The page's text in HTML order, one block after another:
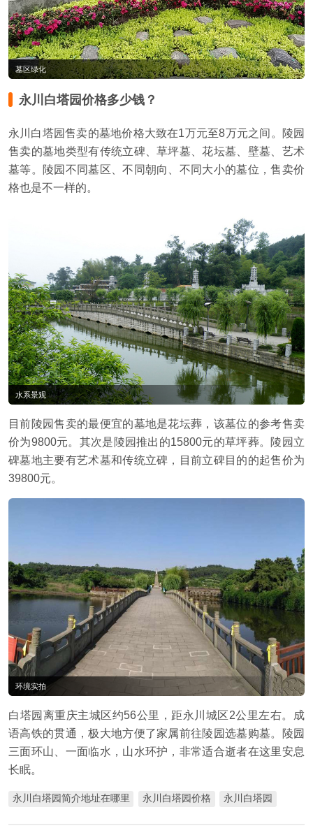
墓区绿化
永川白塔园价格多少钱？
永川白塔园售卖的墓地价格大致在1万元至8万元之间。陵园
售卖的墓地类型有传统立碑、草坪墓、花坛墓、壁墓、艺术
墓等。陵园不同墓区、不同朝向、不同大小的墓位，售卖价
格也是不一样的。
水系景观
目前陵园售卖的最便宜的墓地是花坛葬，该墓位的参考售卖
价为9800元。其次是陵园推出的15800元的草坪葬。陵园立
碑墓地主要有艺术墓和传统立碑，目前立碑目的的起售价为
39800元。
环境实拍
白塔园离重庆主城区约56公里，距永川城区2公里左右。成
语高铁的贯通，极大地方便了家属前往陵园选墓购墓。陵园
三面环山、一面临水，山水环护，非常适合逝者在这里安息
长眠。
永川白塔园简介地址在哪里 永川白塔园价格 永川白塔园